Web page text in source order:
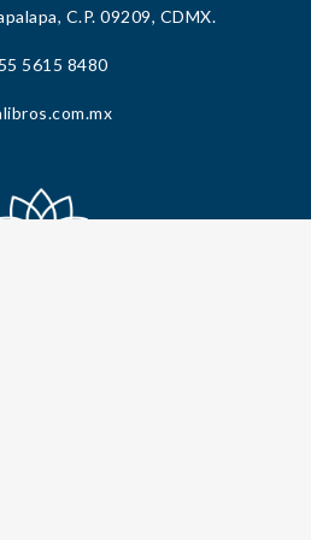
C.P. 09209, CDMX.
5615 8480